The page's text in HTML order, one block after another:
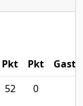
Pkt Pkt
Gast
52 0